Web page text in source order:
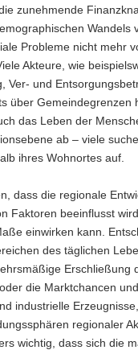
zunehmende
Wandels
Probleme nicht mehr
Akteure, wie
Ver- und
über Gemeindegrenzen
das Leben der
ab – viele
ihres Wohnortes auf.
dass die regionale
Faktoren beeinflusst
einwirken kann.
des täglichen
Erschließung
die Marktchancen
industrielle
regionaler
wichtig, dass sich die